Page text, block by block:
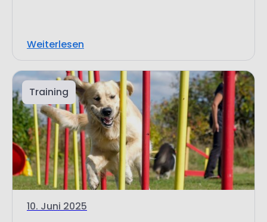
Training
10. Juni 2025
erfolgreiches Training,...